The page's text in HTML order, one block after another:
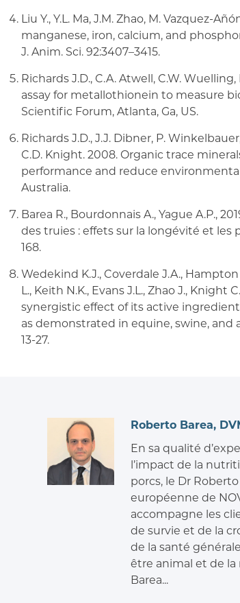
Liu Y., Y.L. Ma, J.M. Zhao, M. Vazquez-
manganese, iron, calcium, and
J. Anim. Sci. 92:3407–3415.
Richards J.D., C.A. Atwell, C.W.
assay for metallothionein to measure
Scientific Forum, Atlanta, Ga, US.
Richards J.D., J.J. Dibner, P.
C.D. Knight. 2008. Organic trace
performance and reduce
Australia.
Barea R., Bourdonnais A., Yague A.P.,
des truies : effets sur la longévité et les
168.
Wedekind K.J., Coverdale J.A., Hampton
L., Keith N.K., Evans J.L., Zhao J.,
synergistic effect of its active
as demonstrated in equine, swine, and
13-27.
Roberto Barea,
En sa qualité
l’impact de la
porcs, le Dr
européenne de
accompagne les
de survie et de la
de la santé
être animal et de la
Barea...